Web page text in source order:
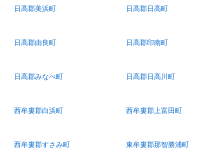
日高郡美浜町 日高郡日高町
日高郡由良町 日高郡印南町
日高郡みなべ町 日高郡日高川町
西牟婁郡白浜町 西牟婁郡上富田町
西牟婁郡すさみ町 東牟婁郡那智勝浦町